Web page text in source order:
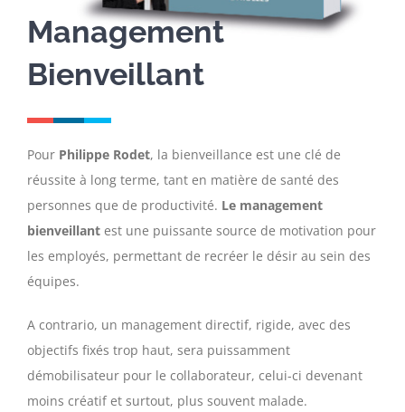
Management
Bienveillant
Pour Philippe Rodet, la bienveillance est une clé de
réussite à long terme, tant en matière de santé des
personnes que de productivité. Le management
bienveillant est une puissante source de motivation pour
les employés, permettant de recréer le désir au sein des
équipes.
A contrario, un management directif, rigide, avec des
objectifs fixés trop haut, sera puissamment
démobilisateur pour le collaborateur, celui-ci devenant
moins créatif et surtout, plus souvent malade.